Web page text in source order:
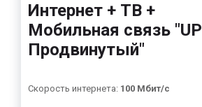
Интернет + ТВ +
Мобильная связь "UP
Продвинутый"
Скорость интернета: 100 Мбит/с